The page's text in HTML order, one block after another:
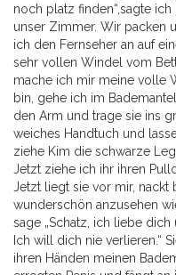
noch platz finden“,sagte
unser Zimmer. Wir packen
ich den Fernseher an auf
sehr vollen Windel vom
mache ich mir meine volle
bin, gehe ich im
den Arm und trage sie ins
weiches Handtuch und
ziehe Kim die schwarze
Jetzt ziehe ich ihr ihren
Jetzt liegt sie vor mir, nackt
wunderschön anzusehen
sage „Schatz, ich liebe
Ich will dich nie verlieren.“
ihren Händen meinen